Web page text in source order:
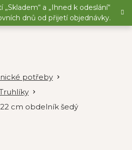
a „Ihned k odeslání“
dnů od přijetí objednávky.
potřeby
cm obdelník šedý